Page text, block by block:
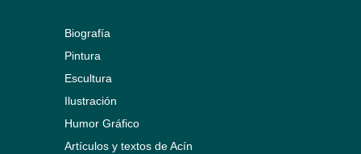
Biografía
Pintura
Escultura
Ilustración
Humor Gráfico
Artículos y textos de Acín